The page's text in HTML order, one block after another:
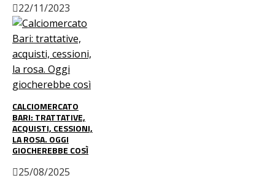
22/11/2023
CALCIOMERCATO
BARI: TRATTATIVE,
ACQUISTI, CESSIONI,
LA ROSA. OGGI
GIOCHEREBBE COSÌ
25/08/2025